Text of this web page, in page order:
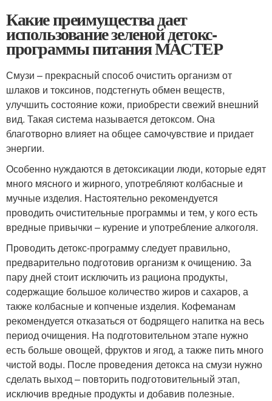
Какие преимущества дает
использование зеленой детокс-
программы питания МАСТЕР
Смузи – прекрасный способ очистить организм от
шлаков и токсинов, подстегнуть обмен веществ,
улучшить состояние кожи, приобрести свежий внешний
вид. Такая система называется детоксом. Она
благотворно влияет на общее самочувствие и придает
энергии.
Особенно нуждаются в детоксикации люди, которые едят
много мясного и жирного, употребляют колбасные и
мучные изделия. Настоятельно рекомендуется
проводить очистительные программы и тем, у кого есть
вредные привычки – курение и употребление алкоголя.
Проводить детокс-программу следует правильно,
предварительно подготовив организм к очищению. За
пару дней стоит исключить из рациона продукты,
содержащие большое количество жиров и сахаров, а
также колбасные и копченые изделия. Кофеманам
рекомендуется отказаться от бодрящего напитка на весь
период очищения. На подготовительном этапе нужно
есть больше овощей, фруктов и ягод, а также пить много
чистой воды. После проведения детокса на смузи нужно
сделать выход – повторить подготовительный этап,
исключив вредные продукты и добавив полезные.